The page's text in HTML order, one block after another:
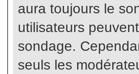
aura toujours le
utilisateurs
sondage.
seuls les